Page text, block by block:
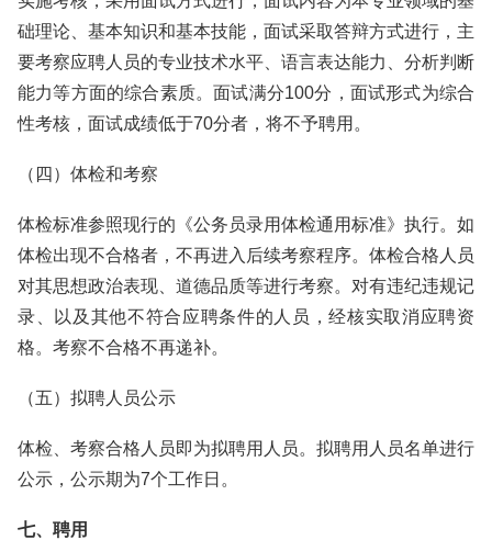
础理论、基本知识和基本技能，面试采取答辩方式进行，主
要考察应聘人员的专业技术水平、语言表达能力、分析判断
能力等方面的综合素质。面试满分100分，面试形式为综合
性考核，面试成绩低于70分者，将不予聘用。
（四）体检和考察
体检标准参照现行的《公务员录用体检通用标准》执行。如
体检出现不合格者，不再进入后续考察程序。体检合格人员
对其思想政治表现、道德品质等进行考察。对有违纪违规记
录、以及其他不符合应聘条件的人员，经核实取消应聘资
格。考察不合格不再递补。
（五）拟聘人员公示
体检、考察合格人员即为拟聘用人员。拟聘用人员名单进行
公示，公示期为7个工作日。
七、聘用